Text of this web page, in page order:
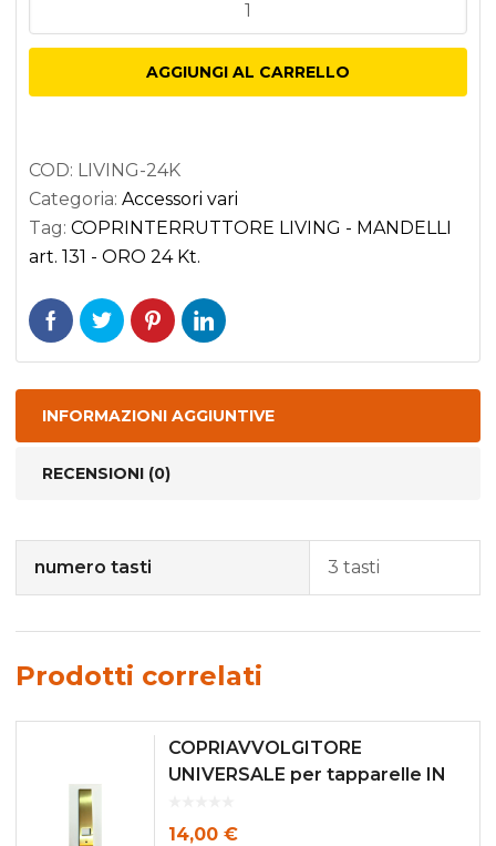
LIVING
MANDELLI
ORO
24
quantità
AGGIUNGI AL CARRELLO
COD: LIVING-24K
Categoria: Accessori vari
Tag: COPRINTERRUTTORE LIVING - MANDELLI
art. 131 - ORO 24 Kt.
INFORMAZIONI AGGIUNTIVE
RECENSIONI (0)
numero tasti 3 tasti
Prodotti correlati
COPRIAVVOLGITORE
UNIVERSALE per tapparelle IN
53×240
14,00 €